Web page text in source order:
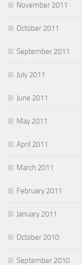
November 2011
October 2011
September 2011
July 2011
June 2011
May 2011
April 2011
March 2011
February 2011
January 2011
October 2010
September 2010